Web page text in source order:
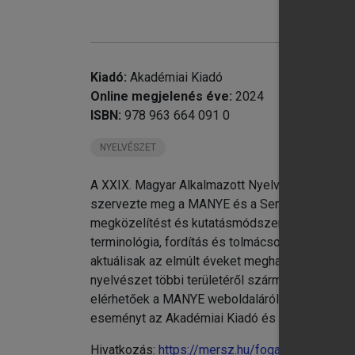
Kiadó: Akadémiai Kiadó
Online megjelenés éve: 2024
ISBN: 978 963 664 091 0
NYELVÉSZET
A XXIX. Magyar Alkalmazott Nyelvészeti
szervezte meg a MANYE és a Semmelweis
megközelítést és kutatásmódszertant
terminológia, fordítás és tolmácsolás, valamint
aktuálisak az elmúlt éveket meghatározó
nyelvészet többi területéről származó, új
elérhetőek a MANYE weboldaláról (
eseményt az Akadémiai Kiadó és a Tempus
Hivatkozás: https://mersz.hu/fogarasi-ittzes-